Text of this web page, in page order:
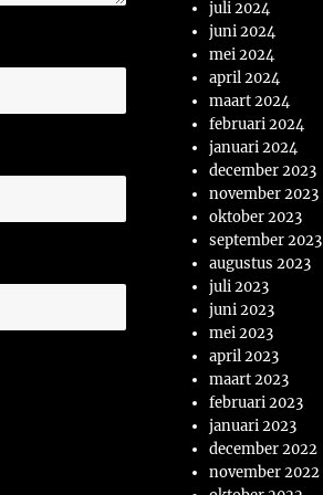
juli 2024
juni 2024
mei 2024
april 2024
maart 2024
februari 2024
januari 2024
december 2023
november 2023
oktober 2023
september 2023
augustus 2023
juli 2023
juni 2023
mei 2023
april 2023
maart 2023
februari 2023
januari 2023
december 2022
november 2022